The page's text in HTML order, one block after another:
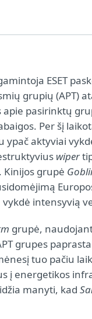
ESET
grupių (APT)
pasirinktų
Per šį
ypač aktyviai
wiper
Kinijos grupė
intensyvią
grupė,
grupes
tuo pačiu
į energetikos
manyti, kad